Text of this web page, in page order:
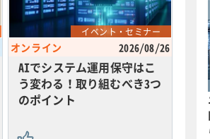
イベント・セミナー
オンライン 2026/08/26
AIでシステム運用保守はこ
う変わる！取り組むべき3つ
のポイント